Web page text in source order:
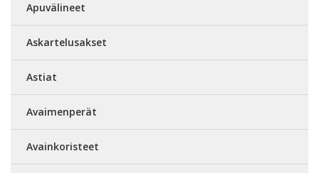
Apuvälineet
Askartelusakset
Astiat
Avaimenperät
Avainkoristeet